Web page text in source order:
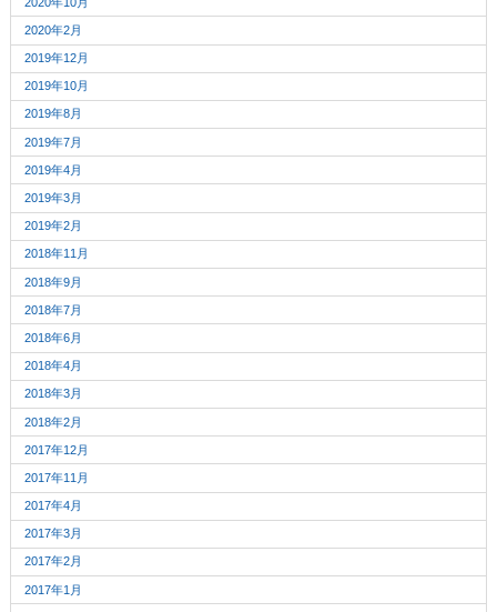
2020年2月
2019年12月
2019年10月
2019年8月
2019年7月
2019年4月
2019年3月
2019年2月
2018年11月
2018年9月
2018年7月
2018年6月
2018年4月
2018年3月
2018年2月
2017年12月
2017年11月
2017年4月
2017年3月
2017年2月
2017年1月